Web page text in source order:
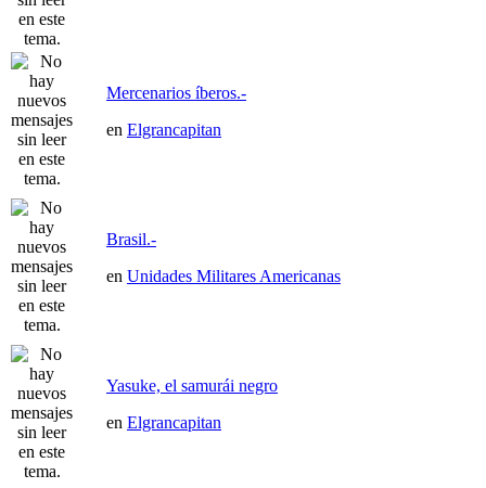
Mercenarios íberos.-
en Elgrancapitan
Brasil.-
en Unidades Militares Americanas
Yasuke, el samurái negro
en Elgrancapitan